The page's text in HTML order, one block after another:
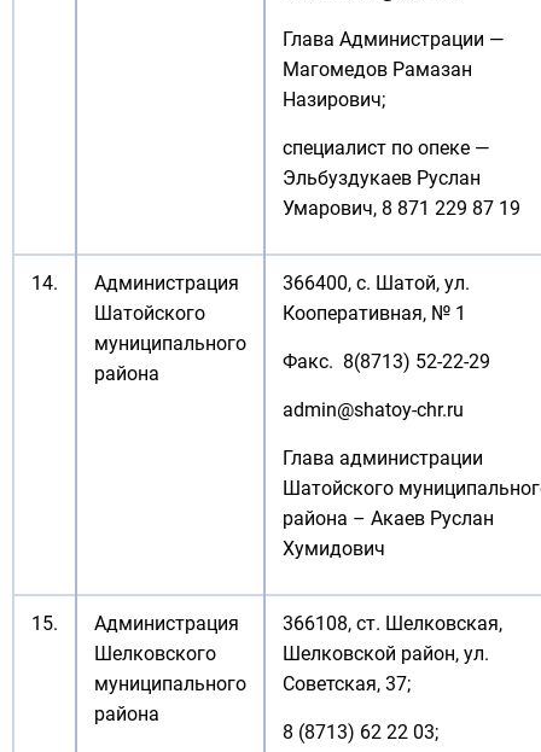
Глава Администрации —
Магомедов Рамазан
Назирович;
специалист по опеке —
Эльбуздукаев Руслан
Умарович, 8 871 229 87 19
14.
Администрация
Шатойского
муниципального
района
366400, с. Шатой, ул.
Кооперативная, № 1
Факс. 8(8713) 52-22-29
admin@shatoy-chr.ru
Глава администрации
Шатойского
района – Акаев Руслан
Хумидович
15.
Администрация
Шелковского
муниципального
района
366108, ст. Шелковская,
Шелковской район, ул.
Советская, 37;
8 (8713) 62 22 03;